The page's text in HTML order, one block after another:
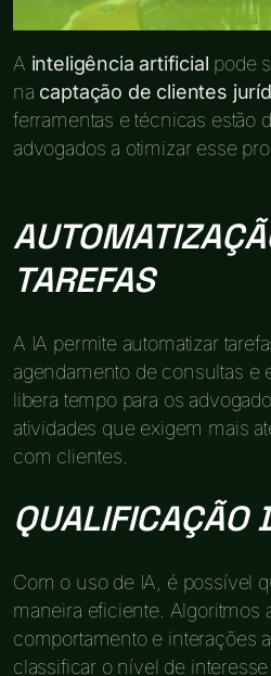
A inteligência artificial pode
na captação de clientes
ferramentas e técnicas estão
advogados a otimizar esse
TAREFAS
A IA permite automatizar
agendamento de consultas e
libera tempo para os
atividades que exigem mais
com clientes.
QUALIFICAÇÃO
Com o uso de IA, é possível
maneira eficiente. Algoritmos
comportamento e interações
classificar o nível de